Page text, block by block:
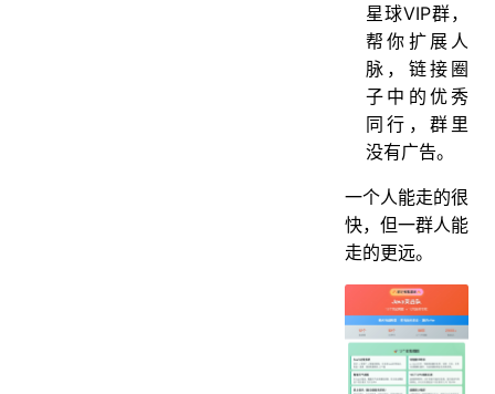
星球VIP群，
帮你扩展人
脉，链接圈
子中的优秀
同行，群里
没有广告。
一个人能走的很
快，但一群人能
走的更远。